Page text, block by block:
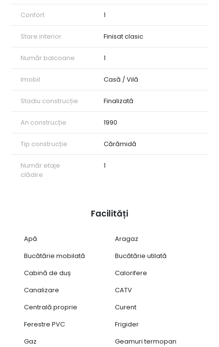
Confort 1
Stare interior Finisat clasic
Număr balcoane 1
Imobil Casă / Vilă
Stadiu construcție Finalizată
An construcție 1990
Tip construcție Cărămidă
Număr etaje
clădire
1
Facilități
Apă
Aragaz
Bucătărie mobilată
Bucătărie utilată
Cabină de duș
Calorifere
Canalizare
CATV
Centrală proprie
Curent
Ferestre PVC
Frigider
Gaz
Geamuri termopan